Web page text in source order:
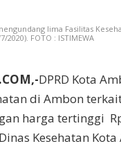
lima Fasilitas
2020). FOTO : ISTIMEWA
DPRD Kota
di Ambon
harga tertinggi
Kesehatan Kota